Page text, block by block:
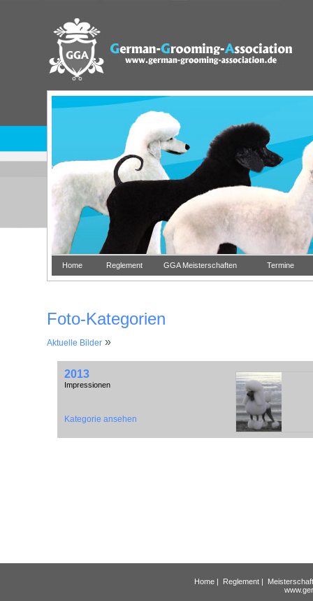
Home Reglement GGA Meisterschaften Termine
Foto-Kategorien
Aktuelle Bilder »
2013
Impressionen
Kategorie ansehen
"
Home | Reglement |